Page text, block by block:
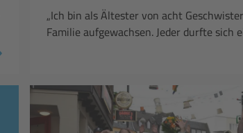
„Ich bin als Ältester von acht
Familie aufgewachsen. Jeder durfte sich